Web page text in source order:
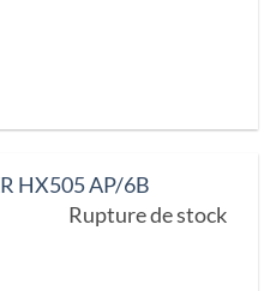
HX505 AP/6B
Rupture de stock